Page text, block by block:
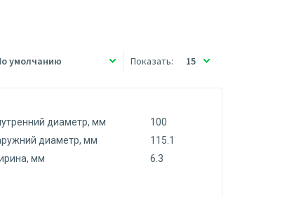
Показать:
диаметр, мм
100
диаметр, мм
115.1
мм
6.3